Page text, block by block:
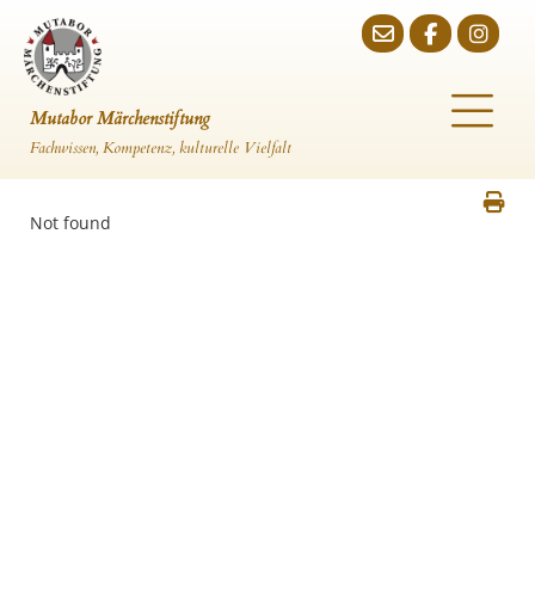
Mutabor Märchenstiftung
Fachwissen, Kompetenz, kulturelle Vielfalt
Not found